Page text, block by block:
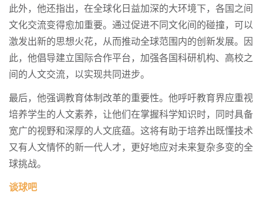
此外，他还指出，在全球化日益加深的大环境下，各国之间
文化交流变得愈加重要。通过促进不同文化间的碰撞，可以
激发出新的思想火花，从而推动全球范围内的创新发展。因
此，他倡导建立国际合作平台，加强各国科研机构、高校之
间的人文交流，以实现共同进步。
最后，他强调教育体制改革的重要性。他呼吁教育界应重视
培养学生的人文素养，让他们在掌握科学知识时，同时具备
宽广的视野和深厚的人文底蕴。这将有助于培养出既懂技术
又有人文情怀的新一代人才，更好地应对未来复杂多变的全
球挑战。
谈球吧